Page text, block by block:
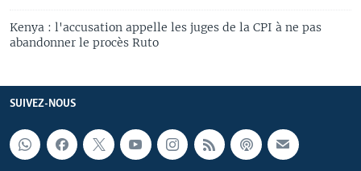
Kenya : l'accusation appelle les juges de la CPI à ne pas
abandonner le procès Ruto
SUIVEZ-NOUS